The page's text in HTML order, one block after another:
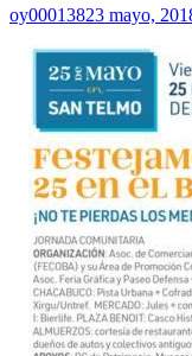
oy00013823 mayo,